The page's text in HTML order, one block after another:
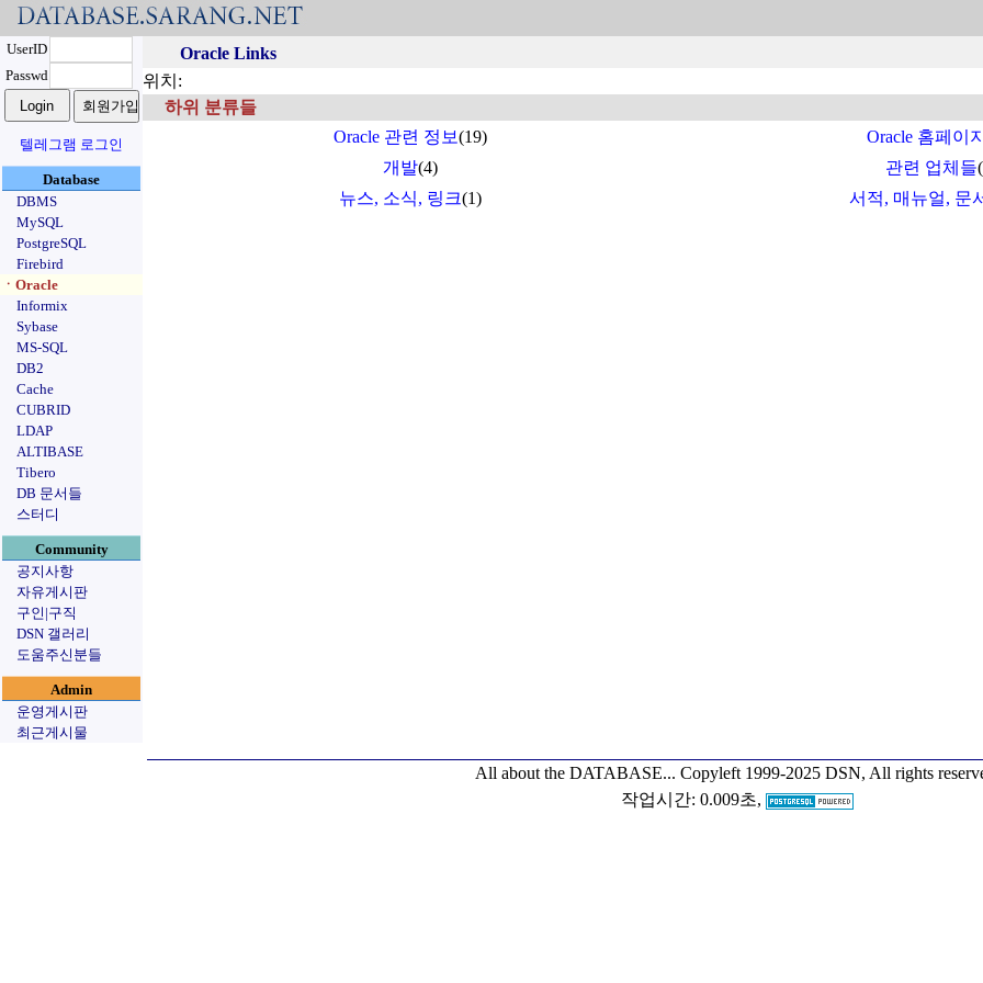
UserID
Passwd
텔레그램 로그인
Database
DBMS
MySQL
PostgreSQL
Firebird
ㆍOracle
Informix
Sybase
MS-SQL
DB2
Cache
CUBRID
LDAP
ALTIBASE
Tibero
DB 문서들
스터디
Community
공지사항
자유게시판
구인|구직
DSN 갤러리
도움주신분들
Admin
운영게시판
최근게시물
Oracle Links
위치:
하위 분류들
Oracle 관련 정보(19)
Oracle 홈페이
개발(4) 관련 업체들
뉴스, 소식, 링크(1) 서적, 매뉴얼, 문
All about the DATABASE... Copyleft 1999-2025 DSN, All rights
작업시간: 0.009초,